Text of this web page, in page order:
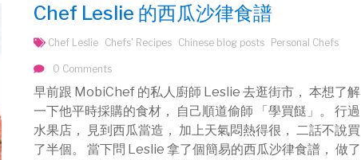
Chef Leslie 的西瓜沙律食譜
Chef Leslie Chefs' Recipes Chinese blog posts Personal Chefs
0 Comments
早前跟 MobiChef 的私人廚師 Leslie 去逛街市， 本想了解
一下他平時採購的食材， 自己順道偷師 「學買餸」。 行過
水果店， 見到西瓜當造， 加上天氣悶熱得很， 二話不說買
了半個。 當下問 Leslie 拿了個簡易的西瓜沙律食譜， 做了